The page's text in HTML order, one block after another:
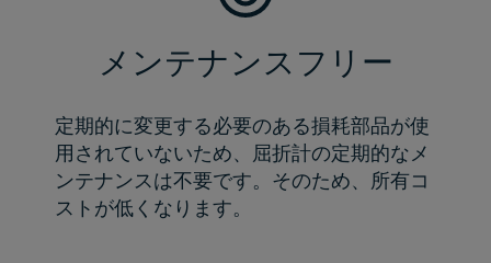
メンテナンスフリー
定期的に変更する必要のある損耗部品が使
用されていないため、屈折計の定期的なメ
ンテナンスは不要です。そのため、所有コ
ストが低くなります。